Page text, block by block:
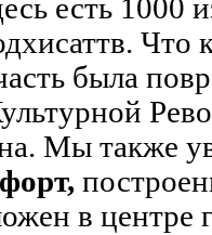
есть 1000
Что
была
Мы также
в центре